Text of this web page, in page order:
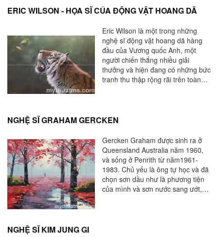
nghệ sĩ cùng thế hệ với mình. Qua
trung gian của màu nước, Liu
Yunsheng truyền tải một phong
cách quan sát đặc biệt, cái cách
mà phản ánh chủ nghĩa hiện thực
trong bối cảnh nghệ thuật hiện đại
nhưng trong thực tế, đó là một loại
kí ức và gợi nhớ đến quê hương
của thế hệ cha ông.
ERIC WILSON - HỌA SĨ CỦA ĐỘNG VẬT HOANG DÃ
Eric Wilson là một trong những
nghệ sĩ động vật hoang dã hàng
đầu của Vương quốc Anh, một
người chiến thắng nhiều giải
thưởng và hiện đang có những bức
tranh thu thập rộng rãi trên toàn
trong rất nhiều tạp chí và sách và
đấu giá tại Christies ở London.
NGHỆ SĨ GRAHAM GERCKEN
Gercken Graham được sinh ra ở
Queensland Australia năm 1960,
và sống ở Penrith từ năm1961-
1983. Chủ yếu là ông tự học và đã
chọn sơn dầu như là phương tiện
của mình và sơn nước sang ướt,
NGHỆ SĨ KIM JUNG GI